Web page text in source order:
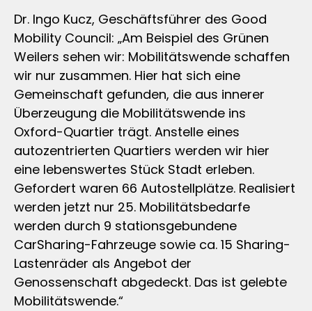
Dr. Ingo Kucz, Geschäftsführer des Good
Mobility Council: „Am Beispiel des Grünen
Weilers sehen wir: Mobilitätswende schaffen
wir nur zusammen. Hier hat sich eine
Gemeinschaft gefunden, die aus innerer
Überzeugung die Mobilitätswende ins
Oxford-Quartier trägt. Anstelle eines
autozentrierten Quartiers werden wir hier
eine lebenswertes Stück Stadt erleben.
Gefordert waren 66 Autostellplätze. Realisiert
werden jetzt nur 25. Mobilitätsbedarfe
werden durch 9 stationsgebundene
CarSharing-Fahrzeuge sowie ca. 15 Sharing-
Lastenräder als Angebot der
Genossenschaft abgedeckt. Das ist gelebte
Mobilitätswende.“